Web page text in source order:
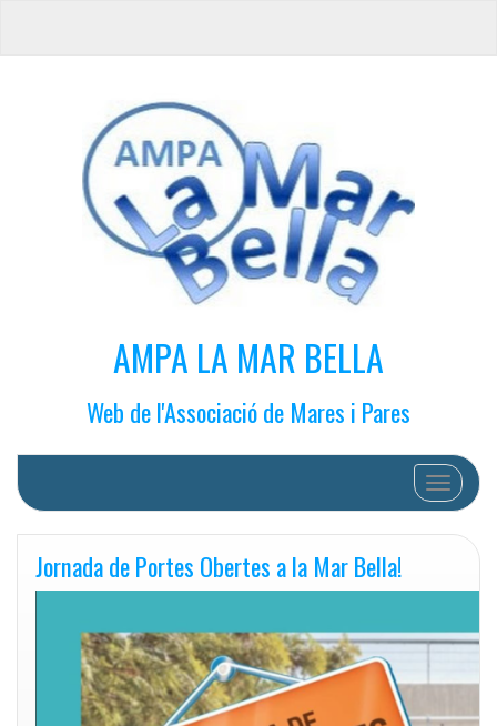
AMPA LA MAR BELLA
Web de l'Associació de Mares i Pares
Cambiar
Jornada de Portes Obertes a la Mar Bella!